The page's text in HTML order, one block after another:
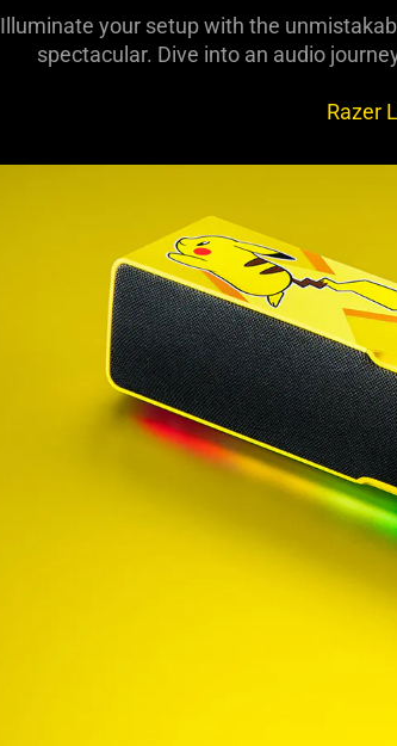
Illuminate your setup with the
spectacular. Dive into an audio
Razer